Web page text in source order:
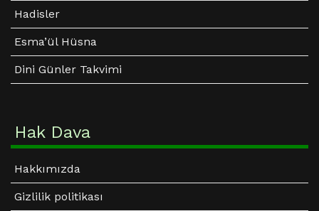
Samet Karaca
23.02.2025 11:08
Hadisler
Esma’ül Hüsna
Dini Günler Takvimi
Hak Dava
Hakkımızda
Gizlilik politikası